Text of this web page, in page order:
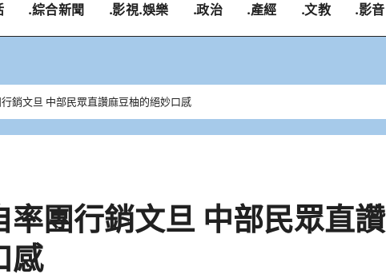
.綜合新聞 .影視.娛樂 .政治 .產經 .文教 .影音
銷文旦 中部民眾直讚麻豆柚的絕妙口感
率團行銷文旦 中部民眾直讚
感